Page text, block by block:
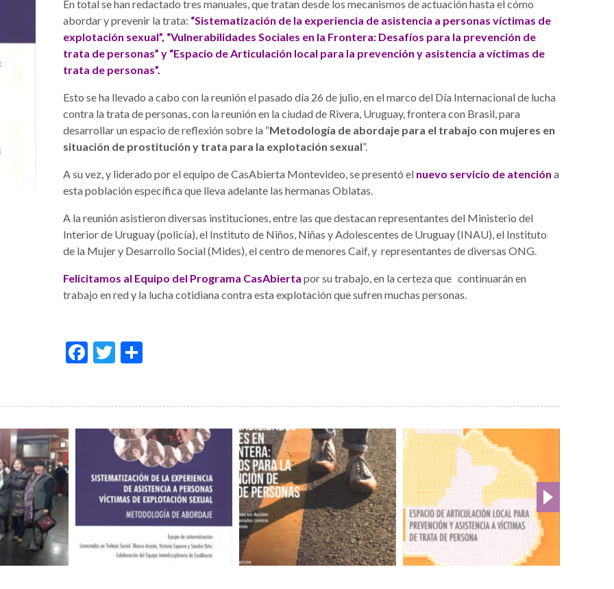
En total se han redactado tres manuales, que tratan desde los mecanismos de actuación hasta el cómo
abordar y prevenir la trata: “Sistematización de la experiencia de asistencia a personas víctimas de
explotación sexual”, “Vulnerabilidades Sociales en la Frontera: Desafíos para la prevención de
trata de personas” y “Espacio de Articulación local para la prevención y asistencia a víctimas de
trata de personas”.
Esto se ha llevado a cabo con la reunión el pasado día 26 de julio, en el marco del Día Internacional de lucha
contra la trata de personas, con la reunión en la ciudad de Rivera, Uruguay, frontera con Brasil, para
desarrollar un espacio de reflexión sobre la “Metodología de abordaje para el trabajo con mujeres en
situación de prostitución y trata para la explotación sexual”.
A su vez, y liderado por el equipo de CasAbierta Montevideo, se presentó el nuevo servicio de atención a
esta población específica que lleva adelante las hermanas Oblatas.
A la reunión asistieron diversas instituciones, entre las que destacan representantes del Ministerio del
Interior de Uruguay (policía), el Instituto de Niños, Niñas y Adolescentes de Uruguay (INAU), el Instituto
de la Mujer y Desarrollo Social (Mides), el centro de menores Caif, y representantes de diversas ONG.
Felicitamos al Equipo del Programa CasAbierta por su trabajo, en la certeza que continuarán en
trabajo en red y la lucha cotidiana contra esta explotación que sufren muchas personas.
Facebook
Twitter
Condividi